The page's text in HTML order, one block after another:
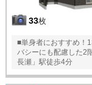
33枚
■単身者におすすめ！
バシーにも配慮した2
長瀬」駅徒歩4分